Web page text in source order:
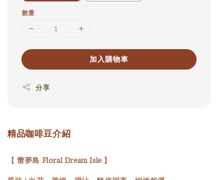
數量
加入購物車
分享
精品咖啡豆介紹
【 蕾夢島 Floral Dream Isle 】